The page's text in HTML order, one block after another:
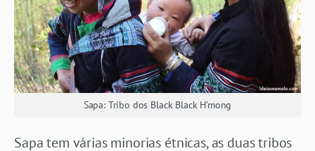
Sapa: Tribo dos Black Black H’mong
Sapa tem várias minorias étnicas, as duas tribos